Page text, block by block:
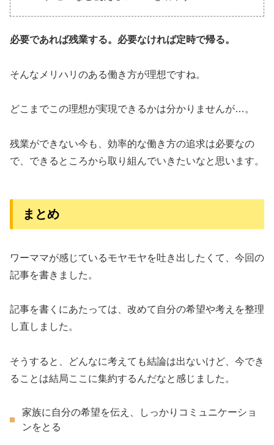
必要であれば残業する。必要なければ定時で帰る。
そんなメリハリのある働き方が理想ですね。
どこまでこの理想が実現できるかは分かりませんが…。
残業ができない今も、効率的な働き方の追求は必要なの
で、できるところから取り組んでいきたいなと思います。
まとめ
ワーママが感じているモヤモヤを吐き出したくて、今回の
記事を書きました。
記事を書くにあたっては、改めて自分の希望や考えを整理
し直しました。
そうすると、どんなに考えても結論は出ないけど、今でき
ることは結局ここに集約するんだなと感じました。
家族に自分の希望を伝え、しっかりコミュニケーショ
ンをとる